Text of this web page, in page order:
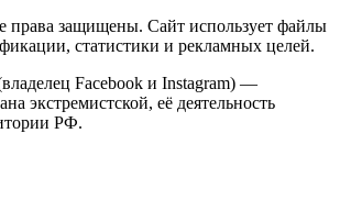
защищены. Сайт использует файлы
статистики и рекламных целей.
Facebook и Instagram) —
экстремистской, её деятельность
РФ.